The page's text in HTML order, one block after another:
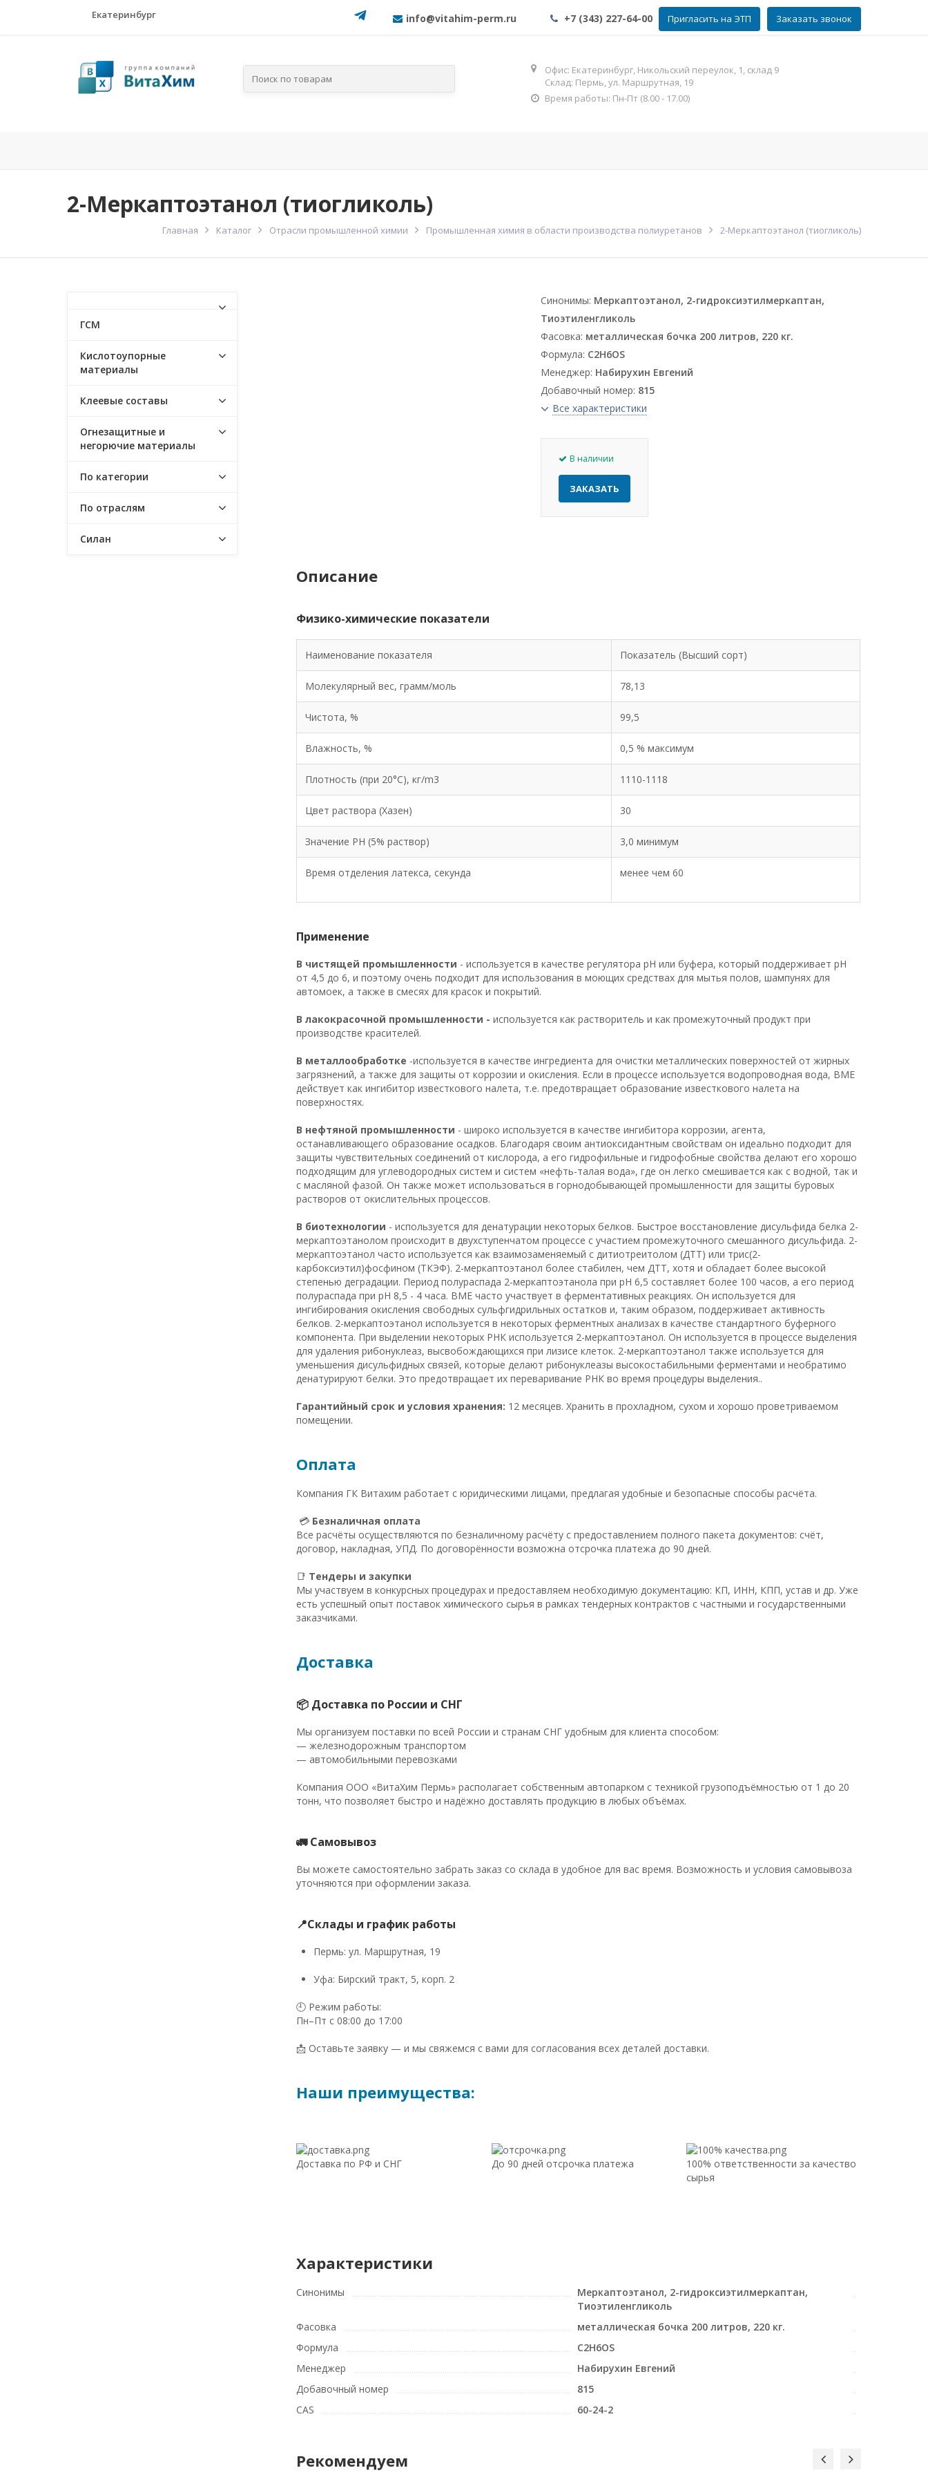
Екатеринбург info@vitahim-perm.ru +7 (343) 227-64-00 Заказать звонок
Пригласить на ЭТП
Офис: Екатеринбург, Никольский переулок, 1, склад 9
Склад: Пермь, ул. Маршрутная, 19
Время работы: Пн-Пт (8.00 - 17.00)
2-Меркаптоэтанол (тиогликоль)
Главная Каталог Отрасли промышленной химии Промышленная химия в области производства полиуретанов 2-Меркаптоэтанол (тиогликоль)
Синонимы: Меркаптоэтанол, 2-гидроксиэтилмеркаптан,
Тиоэтиленгликоль
Фасовка: металлическая бочка 200 литров, 220 кг.
Формула: C2H6OS
Менеджер: Набирухин Евгений
Добавочный номер: 815
Все характеристики
В наличии
ЗАКАЗАТЬ
Описание
Физико-химические показатели
Наименование показателя Показатель (Высший сорт)
Молекулярный вес, грамм/моль 78,13
Чистота, % 99,5
Влажность, % 0,5 % максимум
Плотность (при 20°С), кг/m3 1110-1118
Цвет раствора (Хазен) 30
Значение PH (5% раствор) 3,0 минимум
Время отделения латекса, секунда менее чем 60
Применение
В чистящей промышленности - используется в качестве регулятора рН или буфера, который поддерживает рН
от 4,5 до 6, и поэтому очень подходит для использования в моющих средствах для мытья полов, шампунях для
автомоек, а также в смесях для красок и покрытий.
В лакокрасочной промышленности - используется как растворитель и как промежуточный продукт при
производстве красителей.
В металлообработке -используется в качестве ингредиента для очистки металлических поверхностей от жирных
загрязнений, а также для защиты от коррозии и окисления. Если в процессе используется водопроводная вода, BME
действует как ингибитор известкового налета, т.е. предотвращает образование известкового налета на
поверхностях.
В нефтяной промышленности - широко используется в качестве ингибитора коррозии, агента,
останавливающего образование осадков. Благодаря своим антиоксидантным свойствам он идеально подходит для
защиты чувствительных соединений от кислорода, а его гидрофильные и гидрофобные свойства делают его хорошо
подходящим для углеводородных систем и систем «нефть-талая вода», где он легко смешивается как с водной, так и
с масляной фазой. Он также может использоваться в горнодобывающей промышленности для защиты буровых
растворов от окислительных процессов.
В биотехнологии - используется для денатурации некоторых белков. Быстрое восстановление дисульфида белка 2-
меркаптоэтанолом происходит в двухступенчатом процессе с участием промежуточного смешанного дисульфида. 2-
меркаптоэтанол часто используется как взаимозаменяемый с дитиотреитолом (ДТТ) или трис(2-
карбоксиэтил)фосфином (ТКЭФ). 2-меркаптоэтанол более стабилен, чем ДТТ, хотя и обладает более высокой
степенью деградации. Период полураспада 2-меркаптоэтанола при pH 6,5 составляет более 100 часов, а его период
полураспада при pH 8,5 - 4 часа. BME часто участвует в ферментативных реакциях. Он используется для
ингибирования окисления свободных сульфгидрильных остатков и, таким образом, поддерживает активность
белков. 2-меркаптоэтанол используется в некоторых ферментных анализах в качестве стандартного буферного
компонента. При выделении некоторых РНК используется 2-меркаптоэтанол. Он используется в процессе выделения
для удаления рибонуклеаз, высвобождающихся при лизисе клеток. 2-меркаптоэтанол также используется для
уменьшения дисульфидных связей, которые делают рибонуклеазы высокостабильными ферментами и необратимо
денатурируют белки. Это предотвращает их переваривание РНК во время процедуры выделения..
Гарантийный срок и условия хранения: 12 месяцев. Хранить в прохладном, сухом и хорошо проветриваемом
помещении.
Оплата
Компания ГК Витахим работает с юридическими лицами, предлагая удобные и безопасные способы расчёта.
💳 Безналичная оплата
Все расчёты осуществляются по безналичному расчёту с предоставлением полного пакета документов: счёт,
договор, накладная, УПД. По договорённости возможна отсрочка платежа до 90 дней.
📑 Тендеры и закупки
Мы участвуем в конкурсных процедурах и предоставляем необходимую документацию: КП, ИНН, КПП, устав и др. Уже
есть успешный опыт поставок химического сырья в рамках тендерных контрактов с частными и государственными
заказчиками.
Доставка
📦 Доставка по России и СНГ
Мы организуем поставки по всей России и странам СНГ удобным для клиента способом:
— железнодорожным транспортом
— автомобильными перевозками
Компания ООО «ВитаХим Пермь» располагает собственным автопарком с техникой грузоподъёмностью от 1 до 20
тонн, что позволяет быстро и надёжно доставлять продукцию в любых объёмах.
🚛 Самовывоз
Вы можете самостоятельно забрать заказ со склада в удобное для вас время. Возможность и условия самовывоза
уточняются при оформлении заказа.
📍Склады и график работы
Пермь: ул. Маршрутная, 19
Уфа: Бирский тракт, 5, корп. 2
🕘 Режим работы:
Пн–Пт с 08:00 до 17:00
📩 Оставьте заявку — и мы свяжемся с вами для согласования всех деталей доставки.
Наши преимущества:
Доставка по РФ и СНГ До 90 дней отсрочка платежа
100% ответственности за качество
сырья
Характеристики
Синонимы
Меркаптоэтанол, 2-гидроксиэтилмеркаптан,
Тиоэтиленгликоль
Фасовка
металлическая бочка 200 литров, 220 кг.
Формула
C2H6OS
Менеджер
Набирухин Евгений
Добавочный номер
815
CAS
60-24-2
Рекомендуем
ГСМ
Кислотоупорные
материалы
Клеевые составы
Огнезащитные и
негорючие материалы
По категории
По отраслям
Силан